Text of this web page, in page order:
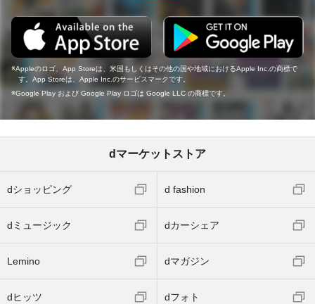
Appleのロゴ、App Storeは、米国もしくはその他の国や地域におけるApple Inc.の商標で
す。App Storeは、Apple Inc.のサービスマークです。
Google Play および Google Play ロゴは Google LLC の商標です。
dマーケットストア
dショッピング d fashion
dミュージック dカーシェア
Lemino dマガジン
dヒッツ dフォト